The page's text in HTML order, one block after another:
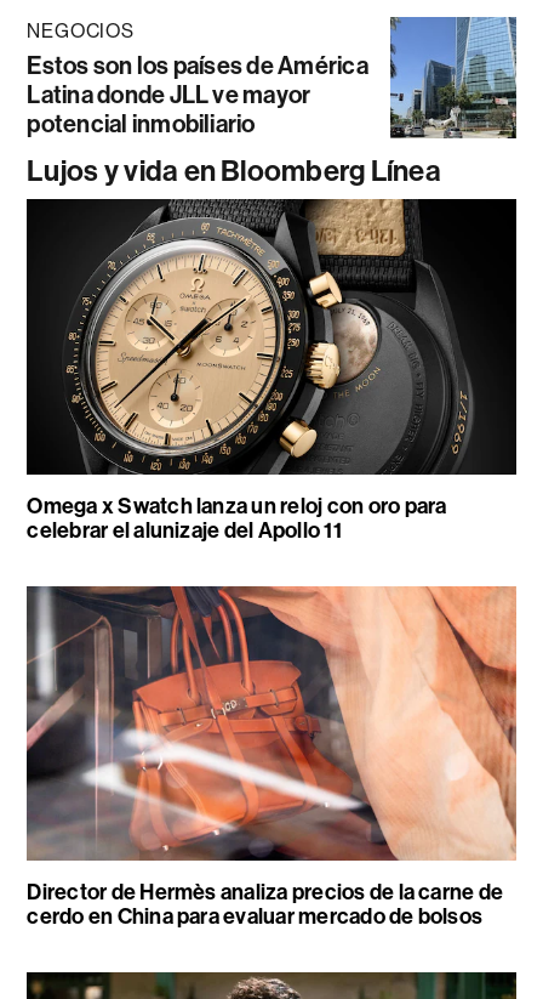
NEGOCIOS
Estos son los países de América
Latina donde JLL ve mayor
potencial inmobiliario
Lujos y vida en Bloomberg Línea
Omega x Swatch lanza un reloj con oro para
celebrar el alunizaje del Apollo 11
Director de Hermès analiza precios de la carne de
cerdo en China para evaluar mercado de bolsos